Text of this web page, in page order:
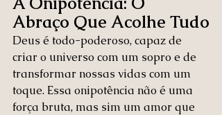
Abraço Que Acolhe Tudo
Deus é todo-poderoso, capaz de
criar o universo com um sopro e de
transformar nossas vidas com um
toque. Essa onipotência não é uma
força bruta, mas sim um amor que